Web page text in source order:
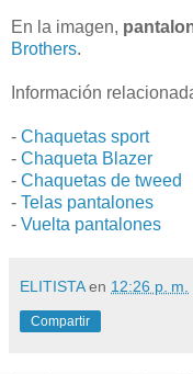
En la imagen,
Brothers.
Información
- Chaquetas sport
- Chaqueta Blazer
- Chaquetas de tweed
- Telas pantalones
- Vuelta pantalones
ELITISTA en 12:26 p. m.
Compartir